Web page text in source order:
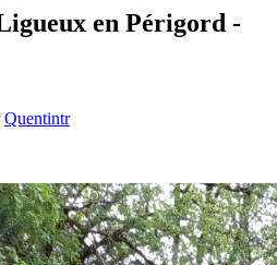
en Périgord -
Quentintr